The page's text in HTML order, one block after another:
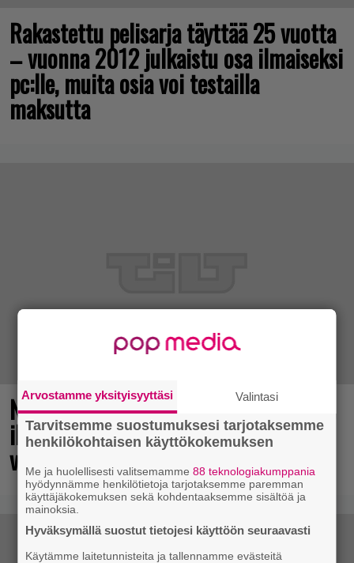
Rakastettu pelisarja täyttää 25 vuotta
– vuonna 2012 julkaistu osa ilmaiseksi
pc:lle, muita osia voi testailla
maksutta
No johan pomppasi: 30 vuotta sitten
ilmestynyt klassikkoräiskintä sai
valtavasti lisää sisältöä
Arvostamme yksityisyyttäsi Valintasi
Tarvitsemme suostumuksesi tarjotaksemme
henkilökohtaisen käyttökokemuksen
Me ja huolellisesti valitsemamme88 teknologiakumppania
hyödynnämme henkilötietoja tarjotaksemme paremman
käyttäjäkokemuksen sekä kohdentaaksemme sisältöä ja
mainoksia.
Hyväksymällä suostut tietojesi käyttöön seuraavasti
Käytämme laitetunnisteita ja tallennamme evästeitä